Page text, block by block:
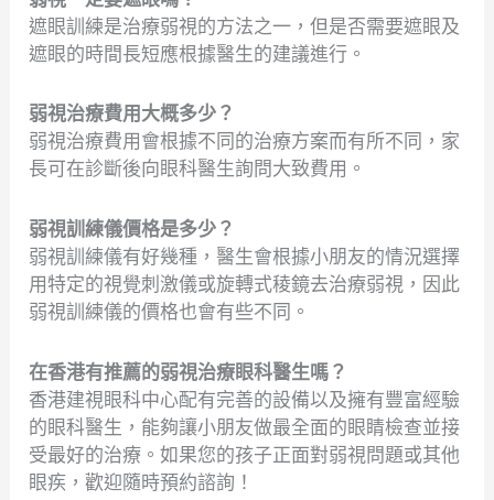
遮眼訓練是治療弱視的方法之一，但是否需要遮眼及
遮眼的時間長短應根據醫生的建議進行。
弱視治療費用大概多少？
弱視治療費用會根據不同的治療方案而有所不同，家
長可在診斷後向眼科醫生詢問大致費用。
弱視訓練儀價格是多少？
弱視訓練儀有好幾種，醫生會根據小朋友的情況選擇
用特定的視覺刺激儀或旋轉式稜鏡去治療弱視，因此
弱視訓練儀的價格也會有些不同。
在香港有推薦的弱視治療眼科醫生嗎？
香港建視眼科中心配有完善的設備以及擁有豐富經驗
的眼科醫生，能夠讓小朋友做最全面的眼睛檢查並接
受最好的治療。如果您的孩子正面對弱視問題或其他
眼疾，歡迎隨時預約諮詢！